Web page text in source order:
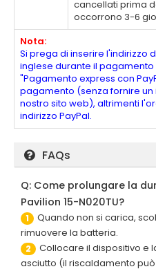
cancellati prima
occorrono 3-6
Nota:
Si prega di inserire l'indirizzo
inglese durante il pagamento
"Pagamento express con
pagamento (senza fornire un
nostro sito web), altrimenti
indirizzo PayPal.
FAQs
Q: Come prolungare la
Pavilion 15-N020TU?
1
Quando non si carica,
rimuovere la batteria.
2
Collocare il dispositivo e
asciutto (il riscaldamento